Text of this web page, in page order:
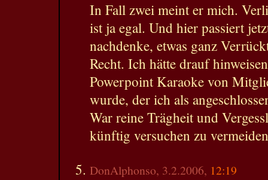
In Fall zwei meint er mich.
ist ja egal. Und hier passiert
nachdenke, etwas ganz
Recht. Ich hätte drauf
Powerpoint Karaoke von
wurde, der ich als
War reine Trägheit und
künftig versuchen zu
DonAlphonso, 3.2.2006, 12:19